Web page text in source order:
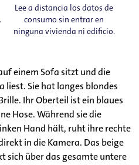
Lee a distancia los datos de
consumo sin entrar en
ninguna vivienda ni edificio.